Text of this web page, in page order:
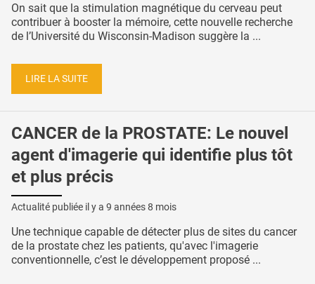
On sait que la stimulation magnétique du cerveau peut
contribuer à booster la mémoire, cette nouvelle recherche
de l’Université du Wisconsin-Madison suggère la ...
LIRE LA SUITE
CANCER de la PROSTATE: Le nouvel
agent d'imagerie qui identifie plus tôt
et plus précis
Actualité publiée il y a 9 années 8 mois
Une technique capable de détecter plus de sites du cancer
de la prostate chez les patients, qu'avec l'imagerie
conventionnelle, c’est le développement proposé ...